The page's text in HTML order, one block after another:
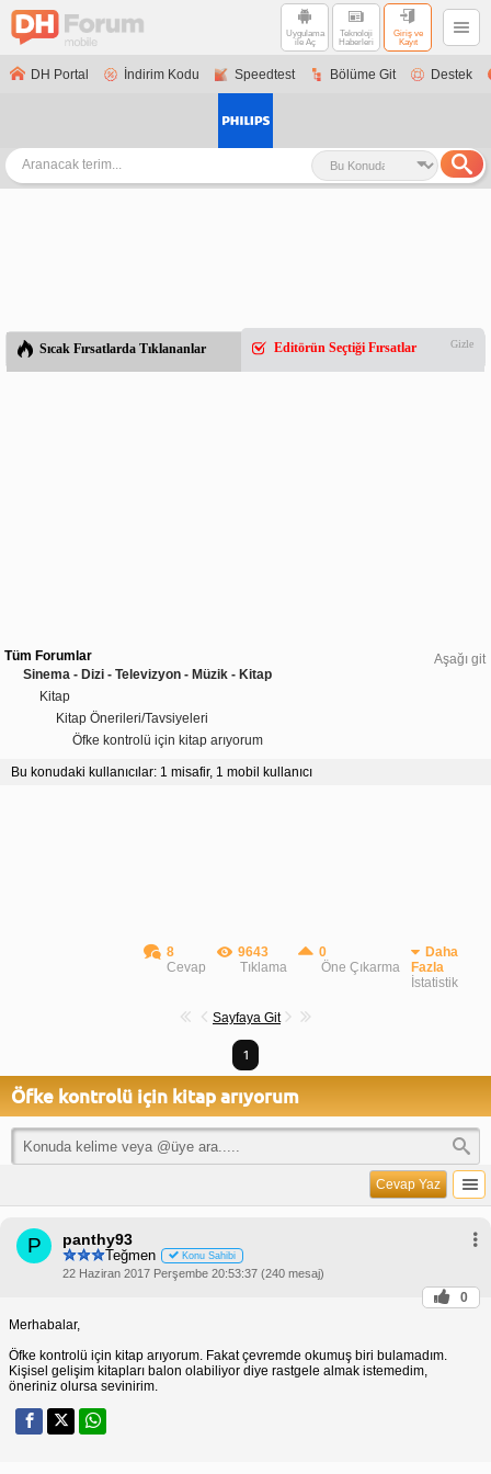
Uygulama
ile Aç
Teknoloji
Haberleri
Giriş ve
Kayıt
DH Portal İndirim Kodu Speedtest Bölüme Git Destek
Sıcak Fırsatlarda Tıklananlar Editörün Seçtiği Fırsatlar Gizle
Aşağı git
Tüm Forumlar
Sinema - Dizi - Televizyon - Müzik - Kitap
Kitap
Kitap Önerileri/Tavsiyeleri
Öfke kontrolü için kitap arıyorum
Bu konudaki kullanıcılar: 1 misafir, 1 mobil kullanıcı
8
Cevap
9643
Tıklama
0
Öne Çıkarma
Daha
Fazla
İstatistik
Sayfaya Git
1
Öfke kontrolü için kitap arıyorum
Cevap Yaz
P panthy93
Teğmen Konu Sahibi
22 Haziran 2017 Perşembe 20:53:37 (240 mesaj)
0
Merhabalar,
Öfke kontrolü için kitap arıyorum. Fakat çevremde okumuş biri bulamadım.
Kişisel gelişim kitapları balon olabiliyor diye rastgele almak istemedim,
öneriniz olursa sevinirim.